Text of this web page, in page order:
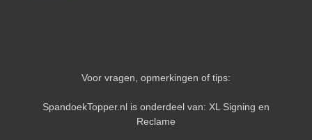
Voor vragen, opmerkingen of tips:
SpandoekTopper.nl is onderdeel van: XL Signing en
Reclame